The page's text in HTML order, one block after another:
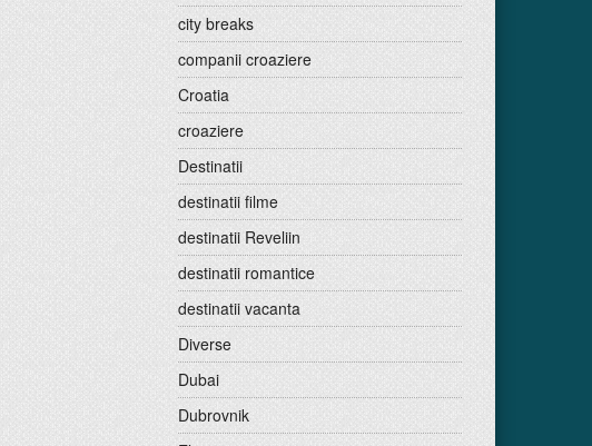
city breaks
companii croaziere
Croatia
croaziere
Destinatii
destinatii filme
destinatii Reveliin
destinatii romantice
destinatii vacanta
Diverse
Dubai
Dubrovnik